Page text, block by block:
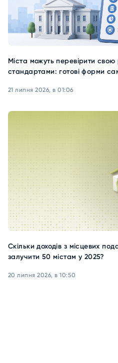
Міста можуть перевірити
стандартами: готові форми
21 липня 2026, в 01:06
Скільки доходів з місцевих
залучити 50 містам у 2025?
20 липня 2026, в 10:50